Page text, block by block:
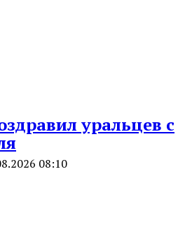
уральцев с
08:10